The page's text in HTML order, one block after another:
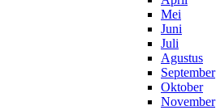
Mei
Juni
Juli
Agustus
September
Oktober
November